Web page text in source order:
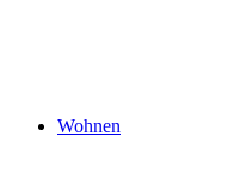
Wohnen